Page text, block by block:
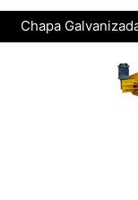
Galvanizada